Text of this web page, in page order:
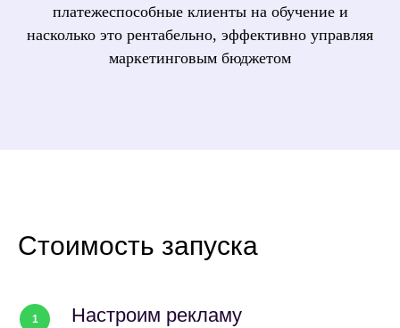
платежеспособные клиенты на обучение и
насколько это рентабельно, эффективно управляя
маркетинговым бюджетом
Стоимость запуска
1 Настроим рекламу